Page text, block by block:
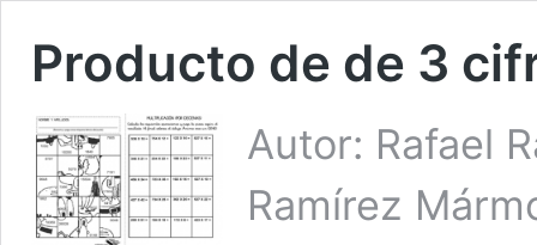
Producto de de 3
Autor: Rafael
Ramírez